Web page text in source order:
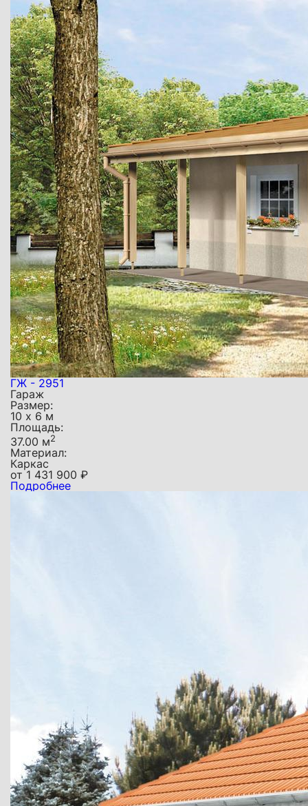
ГЖ - 2951
Гараж
Размер:
10 х 6 м
Площадь:
37.00 м2
Материал:
Каркас
от1 431 900 ₽
Подробнее